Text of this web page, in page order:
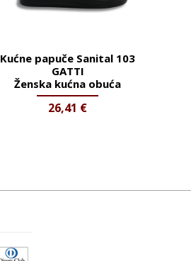
Kućne papuče Sanital 103
GATTI
Ženska kućna obuća
26,41 €